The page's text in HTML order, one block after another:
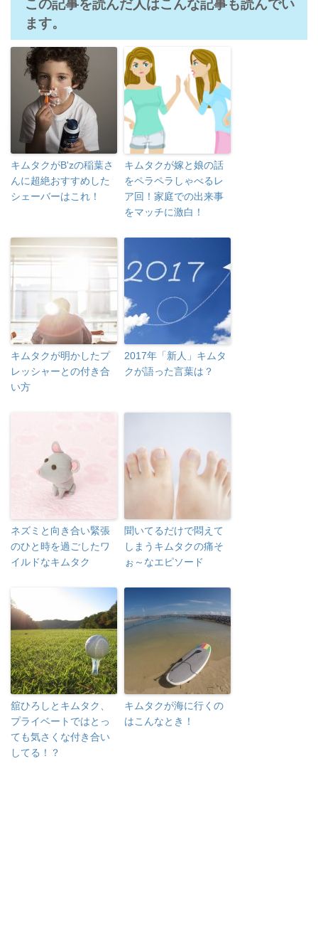
この記事を読んだ人はこんな記事も読んでい
ます。
キムタクがB'zの稲葉さ
んに超絶おすすめした
シェーバーはこれ！
キムタクが嫁と娘の話
をペラペラしゃべるレ
ア回！家庭での出来事
をマッチに激白！
キムタクが明かしたプ
レッシャーとの付き合
い方
2017年「新人」キムタ
クが語った言葉は？
ネズミと向き合い緊張
のひと時を過ごしたワ
イルドなキムタク
聞いてるだけで悶えて
しまうキムタクの痛そ
ぉ～なエピソード
舘ひろしとキムタク、
プライベートではとっ
ても気さくな付き合い
してる！？
キムタクが海に行くの
はこんなとき！